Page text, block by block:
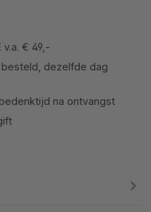
v.a. € 49,-
dezelfde dag
na ontvangst